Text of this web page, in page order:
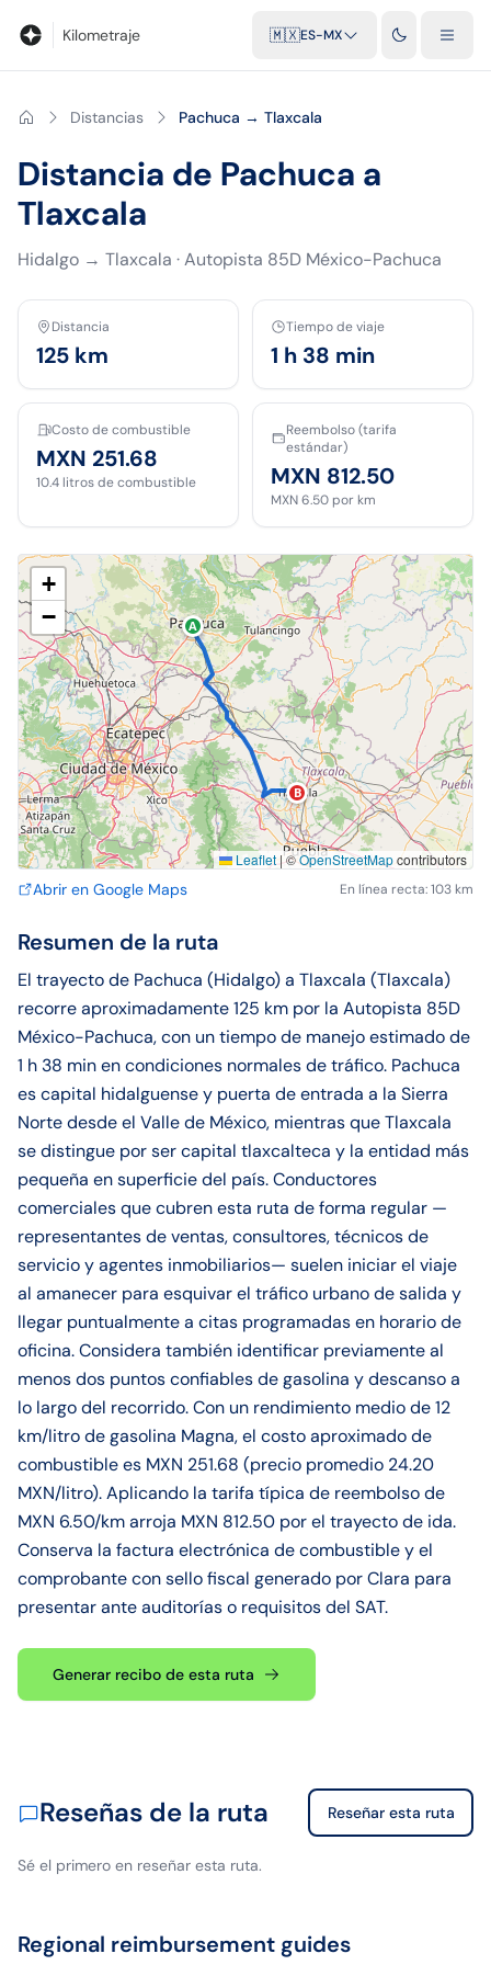
Kilometraje 🇲🇽ES-MX
Distancias Pachuca → Tlaxcala
Distancia de Pachuca a
Tlaxcala
Hidalgo → Tlaxcala ·Autopista 85D México-Pachuca
Distancia
125 km
Tiempo de viaje
1 h 38 min
Costo de combustible
MXN 251.68
10.4 litros de combustible
Reembolso (tarifa
estándar)
MXN 812.50
MXN 6.50 por km
A
B
+
−
Leaflet |©OpenStreetMapcontributors
Abrir en Google Maps En línea recta: 103 km
Resumen de la ruta
El trayecto de Pachuca (Hidalgo) a Tlaxcala (Tlaxcala)
recorre aproximadamente 125 km por la Autopista 85D
México-Pachuca, con un tiempo de manejo estimado de
1 h 38 min en condiciones normales de tráfico. Pachuca
es capital hidalguense y puerta de entrada a la Sierra
Norte desde el Valle de México, mientras que Tlaxcala
se distingue por ser capital tlaxcalteca y la entidad más
pequeña en superficie del país. Conductores
comerciales que cubren esta ruta de forma regular —
representantes de ventas, consultores, técnicos de
servicio y agentes inmobiliarios— suelen iniciar el viaje
al amanecer para esquivar el tráfico urbano de salida y
llegar puntualmente a citas programadas en horario de
oficina. Considera también identificar previamente al
menos dos puntos confiables de gasolina y descanso a
lo largo del recorrido. Con un rendimiento medio de 12
km/litro de gasolina Magna, el costo aproximado de
combustible es MXN 251.68 (precio promedio 24.20
MXN/litro). Aplicando la tarifa típica de reembolso de
MXN 6.50/km arroja MXN 812.50 por el trayecto de ida.
Conserva la factura electrónica de combustible y el
comprobante con sello fiscal generado por Clara para
presentar ante auditorías o requisitos del SAT.
Generar recibo de esta ruta
Reseñas de la ruta Reseñar esta ruta
Sé el primero en reseñar esta ruta.
Regional reimbursement guides